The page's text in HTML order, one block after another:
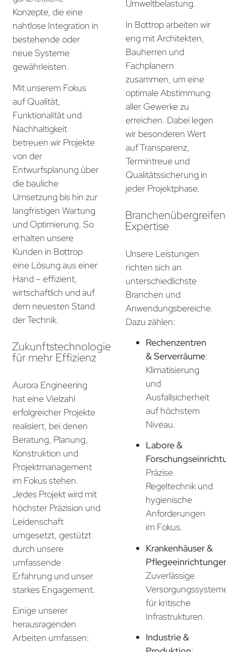
Konzepte, die eine
nahtlose Integration in
bestehende oder
neue Systeme
gewährleisten.
Mit unserem Fokus
auf Qualität,
Funktionalität und
Nachhaltigkeit
betreuen wir Projekte
von der
Entwurfsplanung über
die bauliche
Umsetzung bis hin zur
langfristigen Wartung
und Optimierung. So
erhalten unsere
Kunden in Bottrop
eine Lösung aus einer
Hand – effizient,
wirtschaftlich und auf
dem neuesten Stand
der Technik.
Zukunftstechnologie
für mehr Effizienz
Aurora Engineering
hat eine Vielzahl
erfolgreicher Projekte
realisiert, bei denen
Beratung, Planung,
Konstruktion und
Projektmanagement
im Fokus stehen.
Jedes Projekt wird mit
höchster Präzision und
Leidenschaft
umgesetzt, gestützt
durch unsere
umfassende
Erfahrung und unser
starkes Engagement.
Einige unserer
herausragenden
Arbeiten umfassen:
Umweltbelastung.
In Bottrop arbeiten wir
eng mit Architekten,
Bauherren und
Fachplanern
zusammen, um eine
optimale Abstimmung
aller Gewerke zu
erreichen. Dabei legen
wir besonderen Wert
auf Transparenz,
Termintreue und
Qualitätssicherung in
jeder Projektphase.
Expertise
Unsere Leistungen
richten sich an
unterschiedlichste
Branchen und
Anwendungsbereiche.
Dazu zählen:
Rechenzentren
& Serverräume:
Klimatisierung
und
Ausfallsicherheit
auf höchstem
Niveau.
Labore &
Präzise
Regeltechnik und
hygienische
Anforderungen
im Fokus.
Krankenhäuser &
Zuverlässige
für kritische
Infrastrukturen.
Industrie &